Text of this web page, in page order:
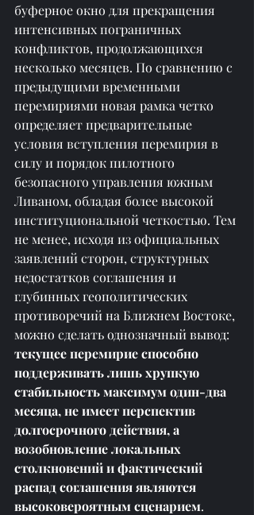
буферное окно для прекращения
интенсивных пограничных
конфликтов, продолжающихся
несколько месяцев. По сравнению с
предыдущими временными
перемириями новая рамка четко
определяет предварительные
условия вступления перемирия в
силу и порядок пилотного
безопасного управления южным
Ливаном, обладая более высокой
институциональной четкостью. Тем
не менее, исходя из официальных
заявлений сторон, структурных
недостатков соглашения и
глубинных геополитических
противоречий на Ближнем Востоке,
можно сделать однозначный вывод:
текущее перемирие способно
поддерживать лишь хрупкую
стабильность максимум один-два
месяца, не имеет перспектив
долгосрочного действия, а
возобновление локальных
столкновений и фактический
распад соглашения являются
высоковероятным сценарием.